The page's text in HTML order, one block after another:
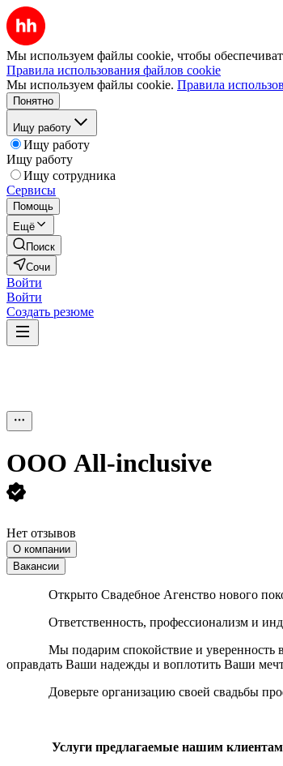
Мы используем файлы cookie, чтобы
Правила использования файлов cookie
Мы используем файлы cookie. Правила
Понятно
Ищу работу
Ищу работу
Ищу работу
Ищу сотрудника
Сервисы
Помощь
Ещё
Поиск
Сочи
Войти
Войти
Создать резюме
ООО All-inclusive
Нет отзывов
О компании
Вакансии
Открыто Свадебное Агенство нового
Ответственность, профессионализм и
Мы подарим спокойствие и уверенность в
оправдать Ваши надежды и воплотить Ваши
Доверьте организацию своей свадьбы
Услуги предлагаемые нашим